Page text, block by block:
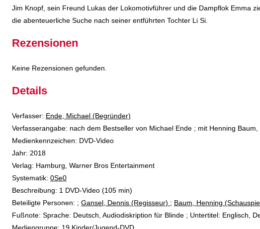
Jim Knopf, sein Freund Lukas der Lokomotivführer und die Dampflok Emma
die abenteuerliche Suche nach seiner entführten Tochter Li Si.
Rezensionen
Keine Rezensionen gefunden.
Details
Verfasser: Suche nach diesem Verfasser
Ende, Michael (Begründer)
Verfasserangabe: nach dem Bestseller von Michael Ende ; mit Henning
Medienkennzeichen: DVD-Video
Jahr: 2018
Verlag: Hamburg, Warner Bros Entertainment
opens in new tab
Diesen Link in neuem Tab öffnen
Systematik: Suche nach dieser Systematik
0Se0
Suche nach diesem Interessenskreis
Beschreibung: 1 DVD-Video (105 min)
Beteiligte Personen: Suche nach dieser Beteiligten Person
; Gansel, Dennis (Regisseur) ; Baum, Henning
Fußnote: Sprache: Deutsch, Audiodiskription für Blinde ; Untertitel: Englisch,
Mediengruppe: 19 Kinder/Jugend-DVD